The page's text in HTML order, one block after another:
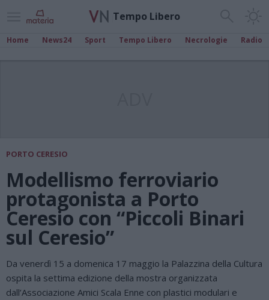
Tempo Libero
Home News24 Sport Tempo Libero Necrologie Radio
PORTO CERESIO
Modellismo ferroviario
protagonista a Porto
Ceresio con “Piccoli Binari
sul Ceresio”
Da venerdì 15 a domenica 17 maggio la Palazzina della Cultura
ospita la settima edizione della mostra organizzata
dall’Associazione Amici Scala Enne con plastici modulari e